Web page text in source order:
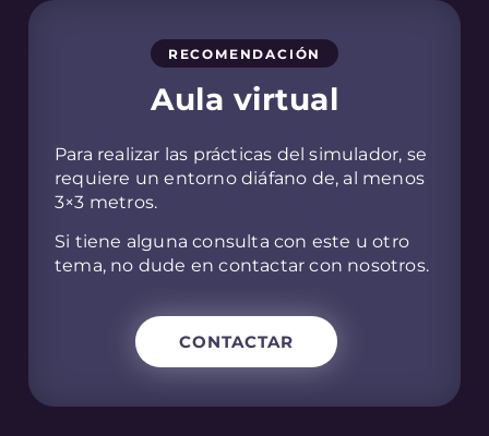
RECOMENDACIÓN
Aula virtual
Para realizar las prácticas del simulador, se
requiere un entorno diáfano de, al menos
3×3 metros.
Si tiene alguna consulta con este u otro
tema, no dude en contactar con nosotros.
CONTACTAR